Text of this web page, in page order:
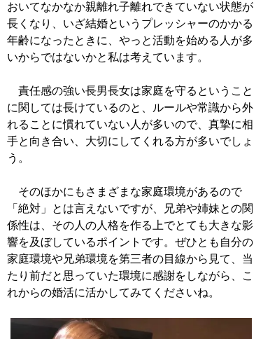
おいてなかなか親離れ子離れできていない状態が
長くなり、いざ結婚というプレッシャーのかかる
年齢になったときに、やっと活動を始める人が多
いからではないかと私は考えています。
責任感の強い長男長女は家庭を守るということ
に関しては長けているのと、ルールや常識から外
れることに慣れていない人が多いので、真摯に相
手と向き合い、大切にしてくれる方が多いでしょ
う。
そのほかにもさまざまな家庭環境があるので
「絶対」とは言えないですが、兄弟や姉妹との関
係性は、その人の人格を作る上でとても大きな影
響を及ぼしているポイントです。ぜひとも自分の
家庭環境や兄弟環境を第三者の目線から見て、当
たり前だと思っていた環境に感謝をしながら、こ
れからの婚活に活かしてみてくださいね。